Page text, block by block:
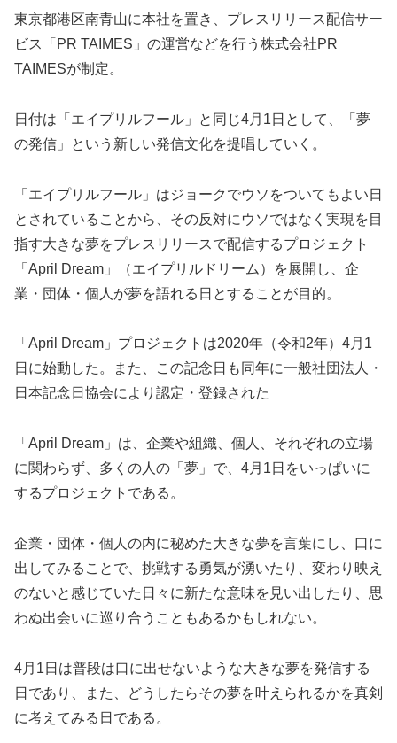
東京都港区南青山に本社を置き、プレスリリース配信サー
ビス「PR TAIMES」の運営などを行う株式会社PR
TAIMESが制定。
日付は「エイプリルフール」と同じ4月1日として、「夢
の発信」という新しい発信文化を提唱していく。
「エイプリルフール」はジョークでウソをついてもよい日
とされていることから、その反対にウソではなく実現を目
指す大きな夢をプレスリリースで配信するプロジェクト
「April Dream」（エイプリルドリーム）を展開し、企
業・団体・個人が夢を語れる日とすることが目的。
「April Dream」プロジェクトは2020年（令和2年）4月1
日に始動した。また、この記念日も同年に一般社団法人・
日本記念日協会により認定・登録された
「April Dream」は、企業や組織、個人、それぞれの立場
に関わらず、多くの人の「夢」で、4月1日をいっぱいに
するプロジェクトである。
企業・団体・個人の内に秘めた大きな夢を言葉にし、口に
出してみることで、挑戦する勇気が湧いたり、変わり映え
のないと感じていた日々に新たな意味を見い出したり、思
わぬ出会いに巡り合うこともあるかもしれない。
4月1日は普段は口に出せないような大きな夢を発信する
日であり、また、どうしたらその夢を叶えられるかを真剣
に考えてみる日である。